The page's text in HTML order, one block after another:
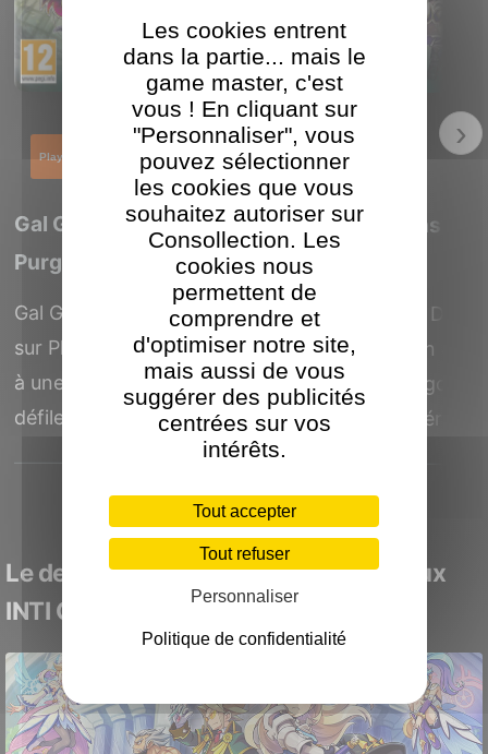
PlayStation 5
Gal Guardians Demon
Purge
Gal Guardians Demon Purge
sur PlayStation 5 vous invite
à une aventure gothique en
défilement...
PlayStation 4
Gal Guardians
Purge
Gal Guardians
sur PlayStation 4
une aventure
défilement latéral...
›
Le dernières actualités autour des jeux
INTI CREATES
Les cookies entrent
dans la partie... mais le
game master, c'est
vous ! En cliquant sur
"Personnaliser", vous
pouvez sélectionner
les cookies que vous
souhaitez autoriser sur
Consollection. Les
cookies nous
permettent de
comprendre et
d'optimiser notre site,
mais aussi de vous
suggérer des publicités
centrées sur vos
intérêts.
Tout accepter
Tout refuser
Personnaliser
Politique de confidentialité